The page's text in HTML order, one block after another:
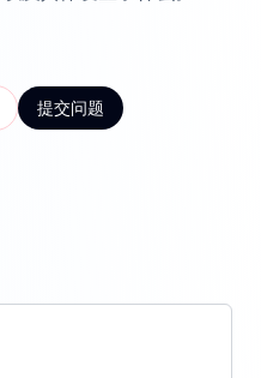
提交问题